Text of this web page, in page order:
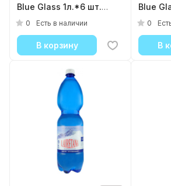
Blue Glass 1л.*6 шт.
(Стекло) Без газа
0 Есть в наличии
В корзину
Blue
0
В